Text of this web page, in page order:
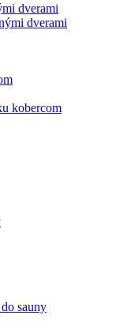
dverami
dverami
kobercom
sauny